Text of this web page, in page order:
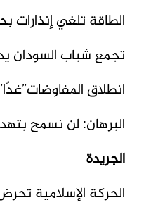
الطاقة تلغي إنذارات
تجمع شباب السودان
انطلاق
البرهان: لن نسمح
الجريدة
الحركة الإسلامية